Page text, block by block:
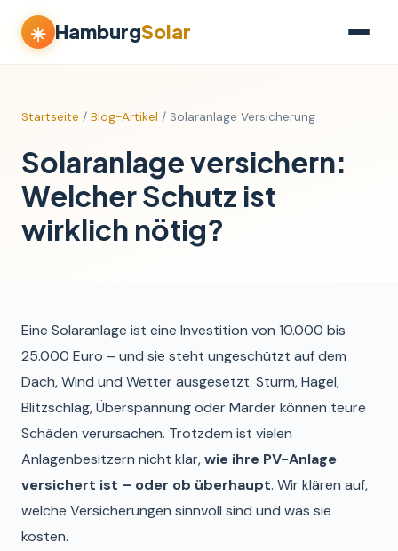
☀️ HamburgSolar
Startseite / Blog-Artikel / Solaranlage Versicherung
Solaranlage versichern:
Welcher Schutz ist
wirklich nötig?
Eine Solaranlage ist eine Investition von 10.000 bis
25.000 Euro – und sie steht ungeschützt auf dem
Dach, Wind und Wetter ausgesetzt. Sturm, Hagel,
Blitzschlag, Überspannung oder Marder können teure
Schäden verursachen. Trotzdem ist vielen
Anlagenbesitzern nicht klar,wie ihre PV-Anlage
versichert ist – oder ob überhaupt. Wir klären auf,
welche Versicherungen sinnvoll sind und was sie
kosten.